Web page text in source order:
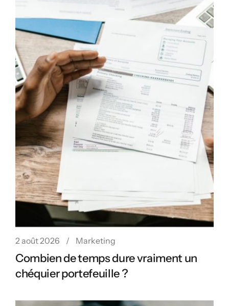
2 août 2026 Marketing
Combien de temps dure vraiment un
chéquier portefeuille ?